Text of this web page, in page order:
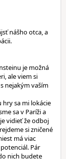
nášho otca, a
je možná
ale viem si
nejakým vaším
sa mi lokácie
sa v Paríži a
vidieť že odboj
si zničené
má viac
Pár
nich budete